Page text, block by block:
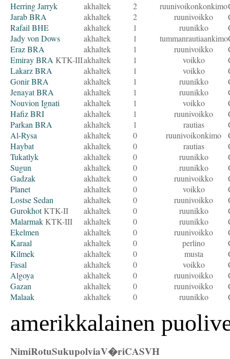
Herring Jarryk
akhaltek 2 ruunivoikonkonkimo
Jarab BRA
akhaltek 2 ruunivoikko
Rafail BHE
akhaltek 1 ruunikko
Jady von Dows
akhaltek 1 tummanrautiaankimo
Eraz BRA
akhaltek 1 ruunivoikko
Emiray BRA KTK-IIIakhaltek 1 voikko
Lakarz BRA
akhaltek 1 voikko
Gonir BRA
akhaltek 1 ruunikko
Jenayat BRA
akhaltek 1 ruunikko
Nouvion Ignati
akhaltek 1 voikko
Hafiz BRI
akhaltek 1 ruunivoikko
Parkan BRA
akhaltek 1 rautias
Al-Rysa
akhaltek 0 ruunivoikonkimo
Haybat
akhaltek 0 rautias
Tukatlyk
akhaltek 0 ruunikko
Sugun
akhaltek 0 ruunikko
Gadzak
akhaltek 0 ruunivoikko
Planet
akhaltek 0 voikko
Lostse Sedan
akhaltek 0 ruunivoikko
GurokhotKTK-II akhaltek 0 ruunikko
MalarmakKTK-III akhaltek 0 ruunikko
Ekelmen
akhaltek 0 ruunivoikko
Karaal
akhaltek 0 perlino
Kilmek
akhaltek 0 musta
Fasal
akhaltek 0 voikko
Algoya
akhaltek 0 ruunivoikko
Gazan
akhaltek 0 ruunivoikko
Malaak
akhaltek 0 ruunikko
amerikkalainen
NimiRotuSukupolviaV�riCASVH